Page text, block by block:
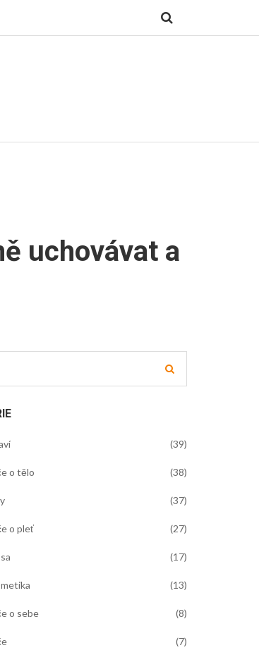
uchovávat a
(39)
o tělo (38)
(37)
o pleť (27)
(17)
(13)
o sebe (8)
(7)